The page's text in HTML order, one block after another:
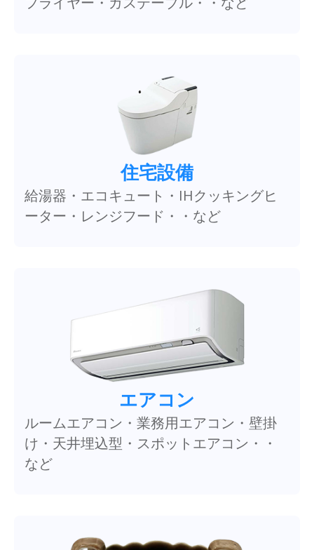
住宅設備
給湯器・エコキュート・IHクッキングヒ
ーター・レンジフード・・など
エアコン
ルームエアコン・業務用エアコン・壁掛
け・天井埋込型・スポットエアコン・・
など